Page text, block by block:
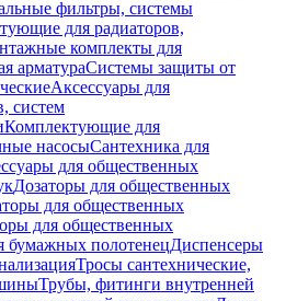
фильтры, системы
для радиаторов,
комплекты для
арматураСистемы защиты от
Аксессуары для
систем
Комплектующие для
насосыСантехника для
для общественных
Дозаторы для общественных
для общественных
для общественных
бумажных полотенецДиспенсеры
Тросы сантехнические,
Трубы, фитинги внутренней